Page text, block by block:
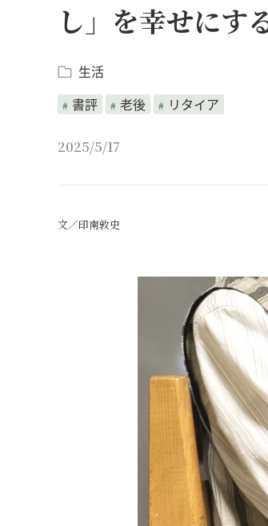
し」を幸せにす
生活
書評
老後 リタイア
2025/5/17
文／印南敦史